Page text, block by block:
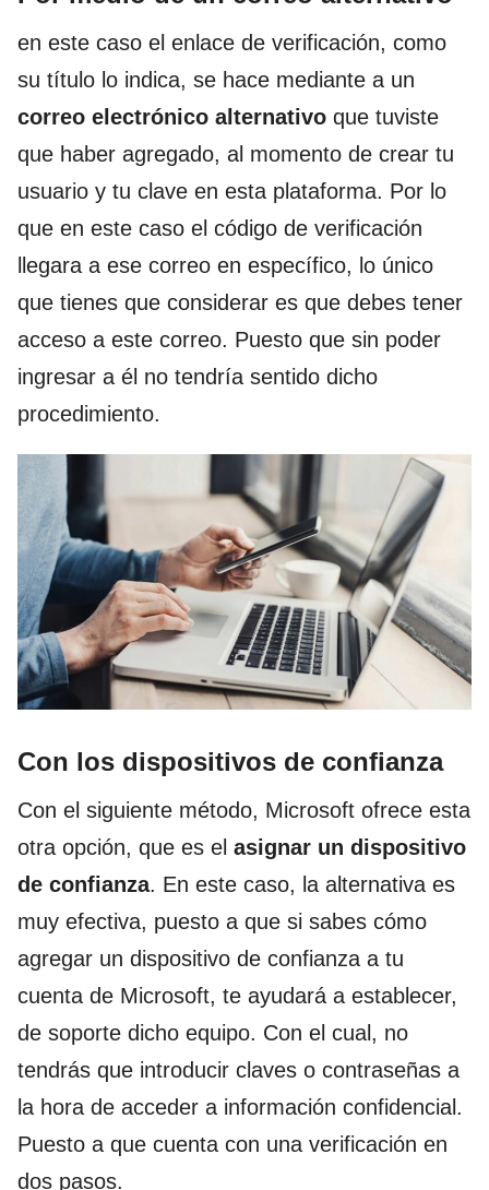
en este caso el enlace de verificación, como
su título lo indica, se hace mediante a un
correo electrónico alternativo que tuviste
que haber agregado, al momento de crear tu
usuario y tu clave en esta plataforma. Por lo
que en este caso el código de verificación
llegara a ese correo en específico, lo único
que tienes que considerar es que debes tener
acceso a este correo. Puesto que sin poder
ingresar a él no tendría sentido dicho
procedimiento.
Con los dispositivos de confianza
Con el siguiente método, Microsoft ofrece esta
otra opción, que es el asignar un dispositivo
de confianza. En este caso, la alternativa es
muy efectiva, puesto a que si sabes cómo
agregar un dispositivo de confianza a tu
cuenta de Microsoft, te ayudará a establecer,
de soporte dicho equipo. Con el cual, no
tendrás que introducir claves o contraseñas a
la hora de acceder a información confidencial.
Puesto a que cuenta con una verificación en
dos pasos.